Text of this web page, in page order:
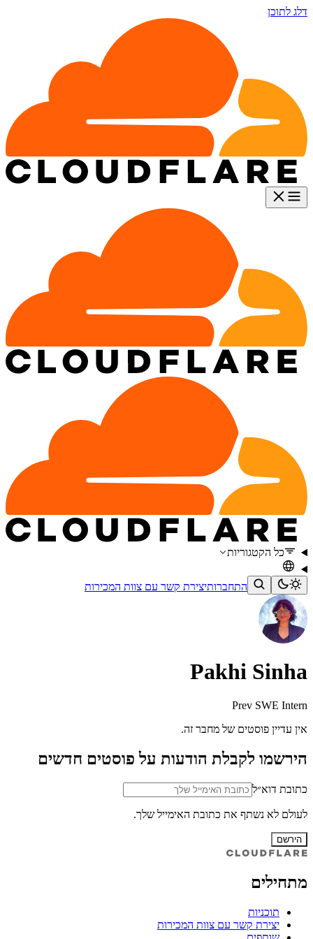
דלג לתוכן
כל הקטגוריות
התחברותיצירת קשר עם צוות המכירות
Pakhi Sinha
Prev SWE Intern
אין עדיין פוסטים של מחבר זה.
הירשמו לקבלת הודעות על פוסטים חדשים
כתובת דוא״ל
לעולם לא נשתף את כתובת האימייל שלך.
הירשם
מתחילים
תוכניות
יצירת קשר עם צוות המכירות